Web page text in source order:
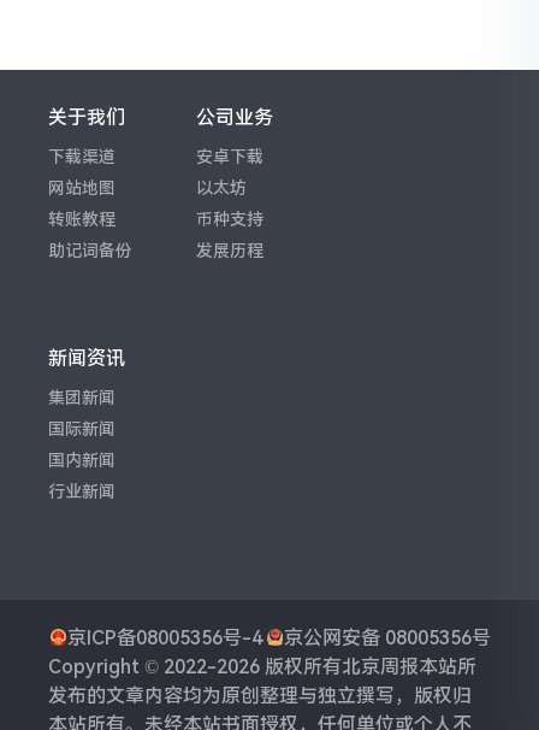
关于我们
下载渠道
网站地图
转账教程
助记词备份
公司业务
安卓下载
以太坊
币种支持
发展历程
新闻资讯
集团新闻
国际新闻
国内新闻
行业新闻
京ICP备08005356号-4
京公网安备 08005356号
Copyright © 2022-2026 版权所有北京周报本站所
发布的文章内容均为原创整理与独立撰写，版权归
本站所有。未经本站书面授权，任何单位或个人不